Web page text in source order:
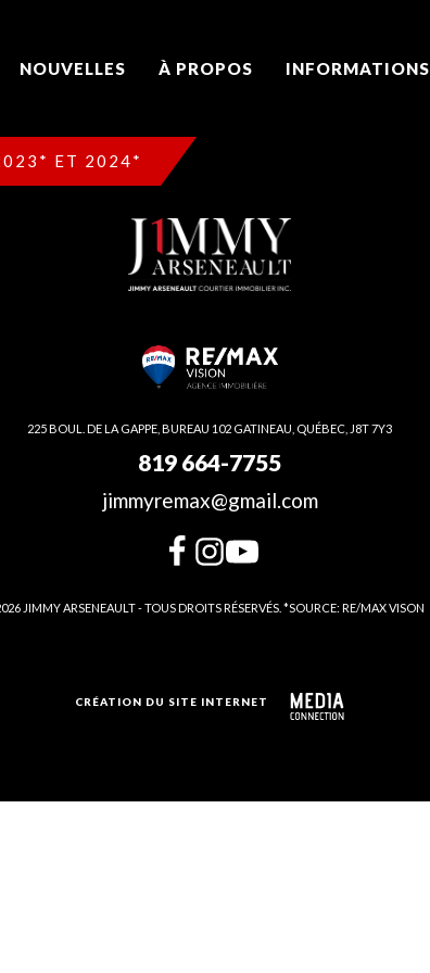
NOUVELLES À PROPOS INFORMATIONS
ET 2024*
225 BOUL. DE LA GAPPE, BUREAU 102 GATINEAU, QUÉBEC, J8T 7Y3
819 664-7755
jimmyremax@gmail.com
JIMMY ARSENEAULT - TOUS DROITS RÉSERVÉS. *SOURCE: RE/MAX VISON
CRÉATION DU SITE INTERNET